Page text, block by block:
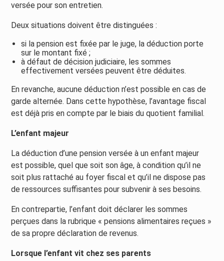
versée pour son entretien.
Deux situations doivent être distinguées :
si la pension est fixée par le juge, la déduction porte
sur le montant fixé ;
à défaut de décision judiciaire, les sommes
effectivement versées peuvent être déduites.
En revanche, aucune déduction n’est possible en cas de
garde alternée. Dans cette hypothèse, l’avantage fiscal
est déjà pris en compte par le biais du quotient familial.
L’enfant majeur
La déduction d’une pension versée à un enfant majeur
est possible, quel que soit son âge, à condition qu’il ne
soit plus rattaché au foyer fiscal et qu’il ne dispose pas
de ressources suffisantes pour subvenir à ses besoins.
En contrepartie, l’enfant doit déclarer les sommes
perçues dans la rubrique « pensions alimentaires reçues »
de sa propre déclaration de revenus.
Lorsque l’enfant vit chez ses parents